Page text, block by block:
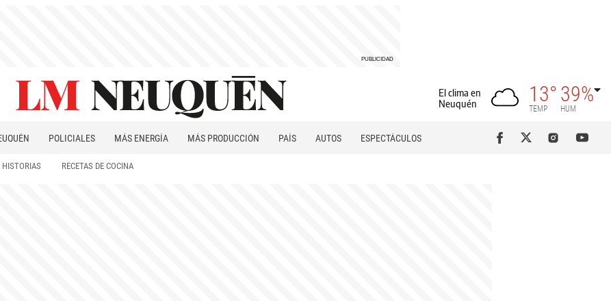
El clima en
Neuquén
13°
TEMP
39%
HUM
POLICIALES MÁS ENERGÍA MÁS PRODUCCIÓN PAÍS AUTOS
ESPECTÁCULOS
HISTORIAS RECETAS DE COCINA